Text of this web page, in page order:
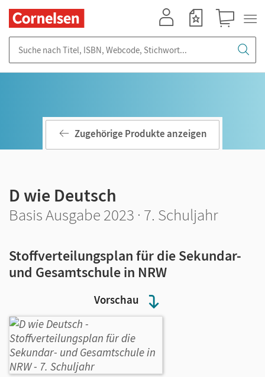
Vorschau
Zugehörige Produkte anzeigen
D wie Deutsch
Basis Ausgabe 2023 · 7. Schuljahr
Stoffverteilungsplan für die Sekundar-
und Gesamtschule in NRW